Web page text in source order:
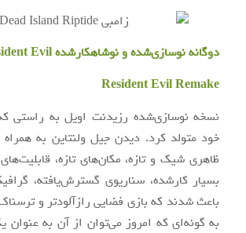
دوگانه نوسازی‌شده و نوشاهکارشده Resident Evil
Resident Evil Remake
نسخه نوسازی‌شده رزیدنت اویل به راستی که
خود متولد کرد. دیدن جیل ولنتاین به
ظاهری شیک و تازه، مکان‌های تازه،
بسیار کارشده، سناریوی گسترش‌یافته،
باعث شدند که بازی فضایی رازآلودتر و
به گونه‌ای که امروز می‌توان از آن به عنوان